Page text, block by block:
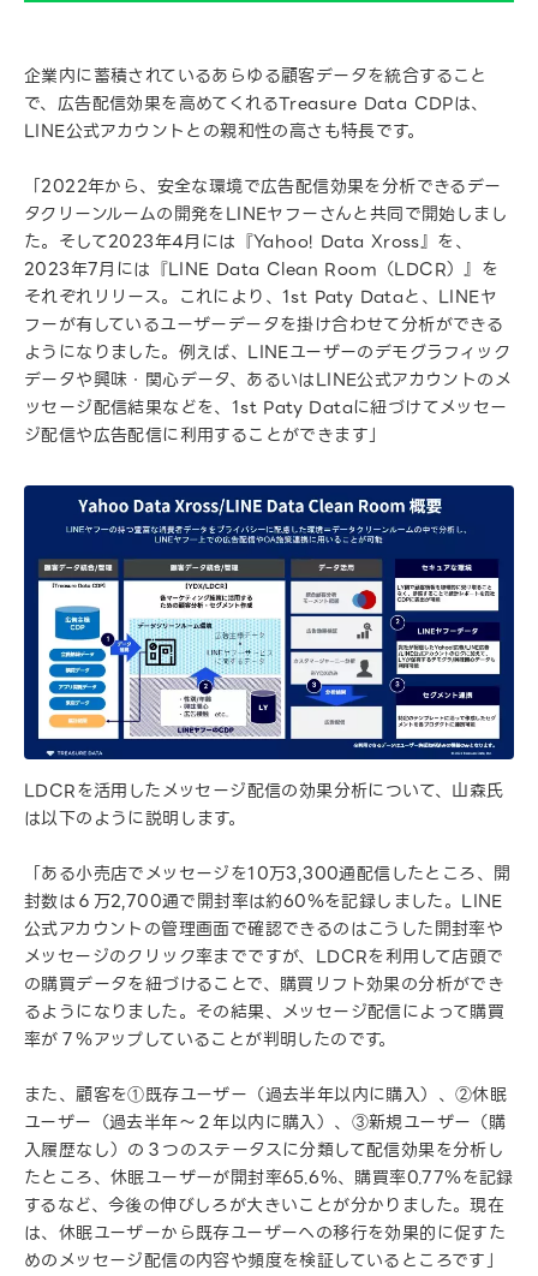
企業内に蓄積されているあらゆる顧客データを統合すること
で、広告配信効果を高めてくれるTreasure Data CDPは、
LINE公式アカウントとの親和性の高さも特長です。
「2022年から、安全な環境で広告配信効果を分析できるデー
タクリーンルームの開発をLINEヤフーさんと共同で開始しまし
た。そして2023年4月には『Yahoo! Data Xross』を、
2023年7月には『LINE Data Clean Room（LDCR）』を
それぞれリリース。これにより、1st Paty Dataと、LINEヤ
フーが有しているユーザーデータを掛け合わせて分析ができる
ようになりました。例えば、LINEユーザーのデモグラフィック
データや興味・関心データ、あるいはLINE公式アカウントのメ
ッセージ配信結果などを、1st Paty Dataに紐づけてメッセー
ジ配信や広告配信に利用することができます」
LDCRを活用したメッセージ配信の効果分析について、山森氏
は以下のように説明します。
「ある小売店でメッセージを10万3,300通配信したところ、開
封数は６万2,700通で開封率は約60％を記録しました。LINE
公式アカウントの管理画面で確認できるのはこうした開封率や
メッセージのクリック率までですが、LDCRを利用して店頭で
の購買データを紐づけることで、購買リフト効果の分析ができ
るようになりました。その結果、メッセージ配信によって購買
率が７％アップしていることが判明したのです。
また、顧客を①既存ユーザー（過去半年以内に購入）、②休眠
ユーザー（過去半年～２年以内に購入）、③新規ユーザー（購
入履歴なし）の３つのステータスに分類して配信効果を分析し
たところ、休眠ユーザーが開封率65.6％、購買率0.77％を記録
するなど、今後の伸びしろが大きいことが分かりました。現在
は、休眠ユーザーから既存ユーザーへの移行を効果的に促すた
めのメッセージ配信の内容や頻度を検証しているところです」